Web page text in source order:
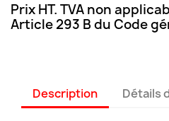
Prix HT. TVA non
Article 293 B du Code
Description Détails